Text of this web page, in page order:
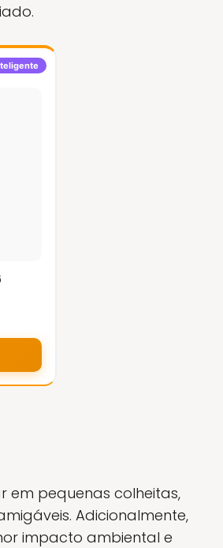
em pequenas colheitas,
Adicionalmente,
impacto ambiental e